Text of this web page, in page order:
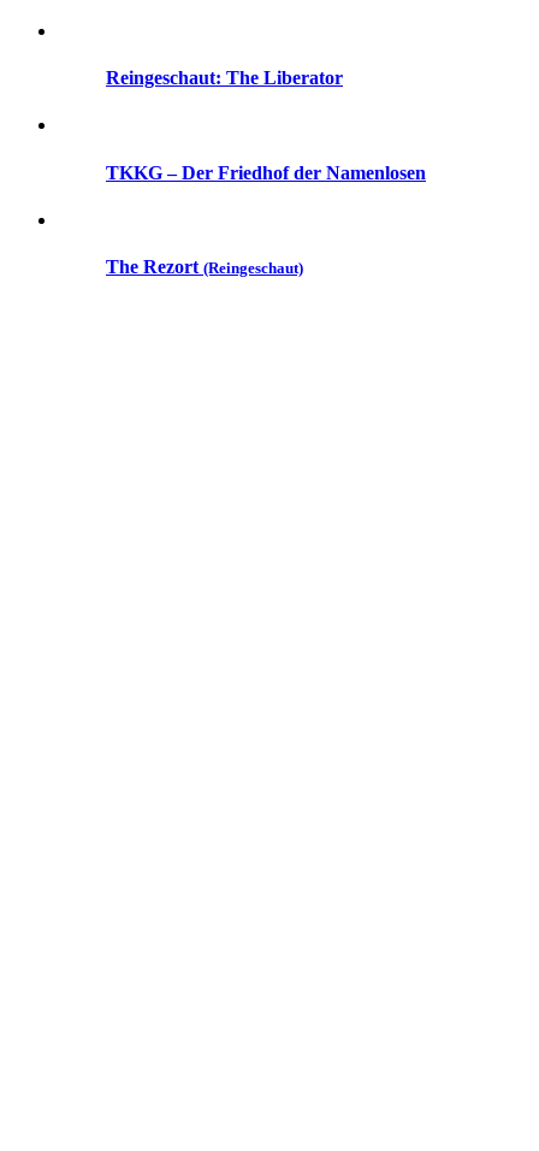
Reingeschaut: The Liberator
TKKG – Der Friedhof der Namenlosen
The Rezort (Reingeschaut)